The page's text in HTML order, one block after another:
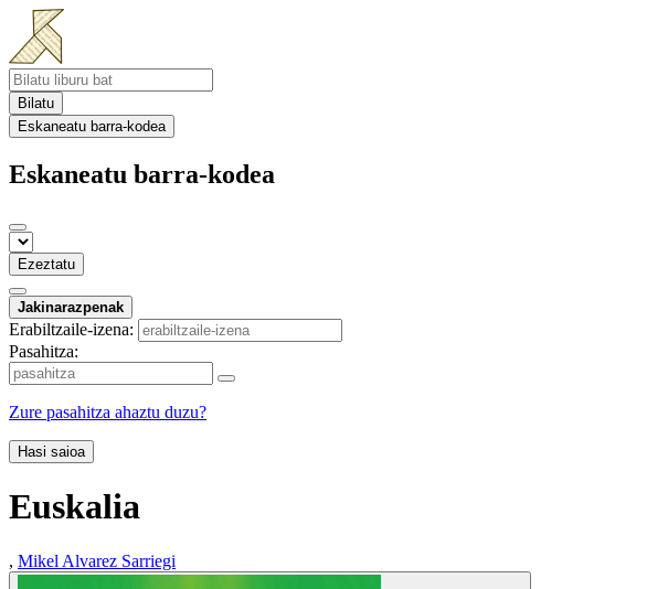
Bilatu
Eskaneatu barra-kodea
Eskaneatu barra-kodea
Ezeztatu
Jakinarazpenak
Erabiltzaile-izena:
Pasahitza:
Zure pasahitza ahaztu duzu?
Hasi saioa
Euskalia
, Mikel Alvarez Sarriegi